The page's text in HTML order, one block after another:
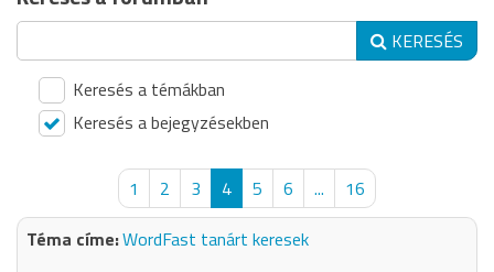
KERESÉS
Keresés a témákban
Keresés a bejegyzésekben
1 2 3 4 5 6 ...
16
WordFast tanárt keresek